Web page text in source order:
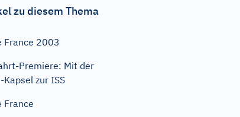
zu diesem Thema
France 2003
Premiere: Mit der
Kapsel zur ISS
France